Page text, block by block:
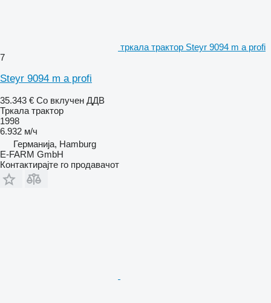
тркала трактор Steyr 9094 m a profi
7
Steyr 9094 m a profi
35.343 € Со вклучен ДДВ
Тркала трактор
1998
6.932 м/ч
Германија, Hamburg
E-FARM GmbH
Контактирајте го продавачот